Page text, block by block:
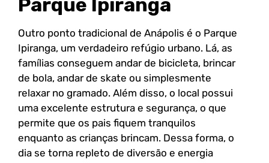
Parque Ipiranga
Outro ponto tradicional de Anápolis é o Parque
Ipiranga, um verdadeiro refúgio urbano. Lá, as
famílias conseguem andar de bicicleta, brincar
de bola, andar de skate ou simplesmente
relaxar no gramado. Além disso, o local possui
uma excelente estrutura e segurança, o que
permite que os pais fiquem tranquilos
enquanto as crianças brincam. Dessa forma, o
dia se torna repleto de diversão e energia